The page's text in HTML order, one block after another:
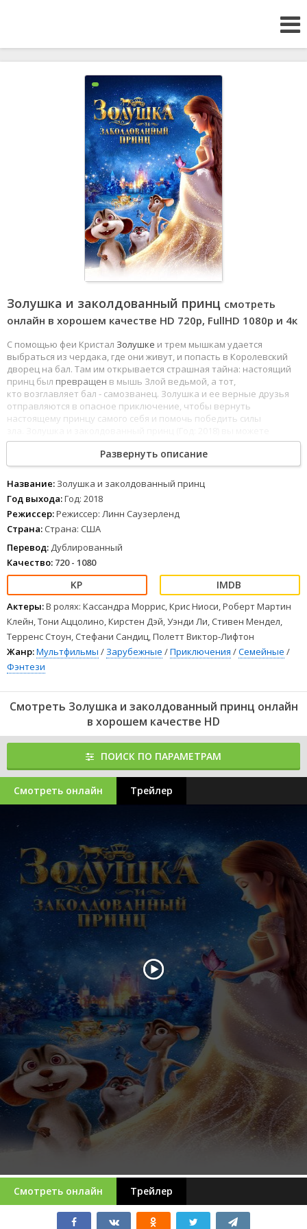
Золушка и заколдованный принц смотреть
онлайн в хорошем качестве HD 720p, FullHD 1080р и 4к
С помощью феи Кристал Золушке и трем мышкам удается
выбраться из чердака, где они живут, и попасть в Королевский
дворец на бал. Там им открывается страшная тайна: настоящий
принц был превращен в мышь Злой ведьмой, а тот,
кто возглавляет бал - самозванец. Золушка и ее верные друзья
отправляются в опасное приключение, чтобы вернуть
настоящему принцу самого себя и помочь победить силы
смотреть онлайн бесплатно в хорошем качестве полностью на
русском языке на любом устройстве.
Развернуть описание
Название: Золушка и заколдованный принц
Год выхода:Год: 2018
Режиссер:Режиссер: Линн Саузерленд
Страна: Страна: США
Перевод: Дублированный
Качество: 720 - 1080
Актеры:В ролях: Кассандра Моррис, Крис Ниоси, Роберт Мартин
Клейн, Тони Аццолино, Кирстен Дэй, Уэнди Ли, Стивен Мендел,
Терренс Стоун, Стефани Сандиц, Полетт Виктор-Лифтон
Жанр:Мультфильмы / Зарубежные /Приключения /Семейные /
Фэнтези
Смотреть Золушка и заколдованный принц онлайн
в хорошем качестве HD
ПОИСК ПО ПАРАМЕТРАМ
Смотреть онлайн Трейлер
Смотреть онлайн Трейлер